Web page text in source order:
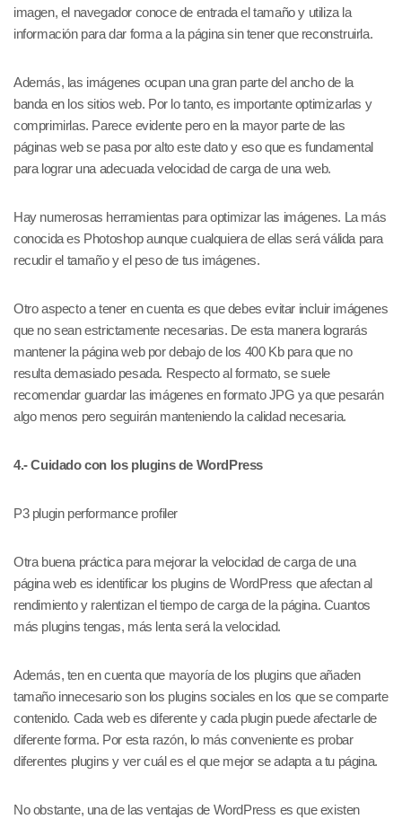
imagen, el navegador conoce de entrada el tamaño y utiliza la
información para dar forma a la página sin tener que reconstruirla.
Además, las imágenes ocupan una gran parte del ancho de la
banda en los sitios web. Por lo tanto, es importante optimizarlas y
comprimirlas. Parece evidente pero en la mayor parte de las
páginas web se pasa por alto este dato y eso que es fundamental
para lograr una adecuada velocidad de carga de una web.
Hay numerosas herramientas para optimizar las imágenes. La más
conocida es Photoshop aunque cualquiera de ellas será válida para
recudir el tamaño y el peso de tus imágenes.
Otro aspecto a tener en cuenta es que debes evitar incluir imágenes
que no sean estrictamente necesarias. De esta manera lograrás
mantener la página web por debajo de los 400 Kb para que no
resulta demasiado pesada. Respecto al formato, se suele
recomendar guardar las imágenes en formato JPG ya que pesarán
algo menos pero seguirán manteniendo la calidad necesaria.
4.- Cuidado con los plugins de WordPress
P3 plugin performance profiler
Otra buena práctica para mejorar la velocidad de carga de una
página web es identificar los plugins de WordPress que afectan al
rendimiento y ralentizan el tiempo de carga de la página. Cuantos
más plugins tengas, más lenta será la velocidad.
Además, ten en cuenta que mayoría de los plugins que añaden
tamaño innecesario son los plugins sociales en los que se comparte
contenido. Cada web es diferente y cada plugin puede afectarle de
diferente forma. Por esta razón, lo más conveniente es probar
diferentes plugins y ver cuál es el que mejor se adapta a tu página.
No obstante, una de las ventajas de WordPress es que existen